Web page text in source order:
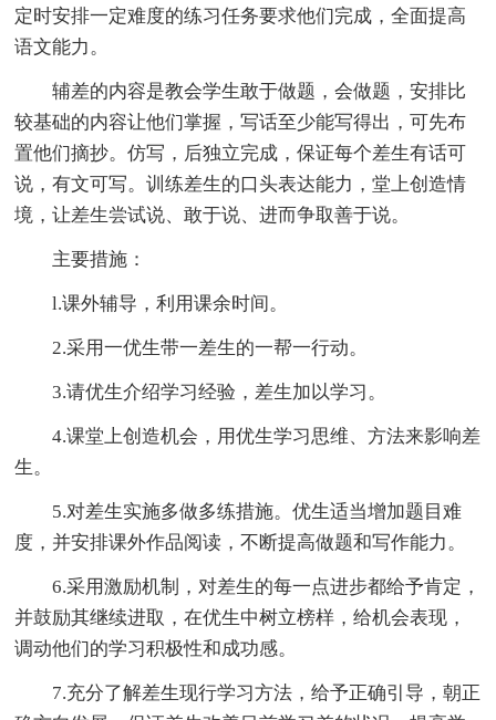
定时安排一定难度的练习任务要求他们完成，全面提高
语文能力。
辅差的内容是教会学生敢于做题，会做题，安排比
较基础的内容让他们掌握，写话至少能写得出，可先布
置他们摘抄。仿写，后独立完成，保证每个差生有话可
说，有文可写。训练差生的口头表达能力，堂上创造情
境，让差生尝试说、敢于说、进而争取善于说。
主要措施：
l.课外辅导，利用课余时间。
2.采用一优生带一差生的一帮一行动。
3.请优生介绍学习经验，差生加以学习。
4.课堂上创造机会，用优生学习思维、方法来影响差
生。
5.对差生实施多做多练措施。优生适当增加题目难
度，并安排课外作品阅读，不断提高做题和写作能力。
6.采用激励机制，对差生的每一点进步都给予肯定，
并鼓励其继续进取，在优生中树立榜样，给机会表现，
调动他们的学习积极性和成功感。
7.充分了解差生现行学习方法，给予正确引导，朝正